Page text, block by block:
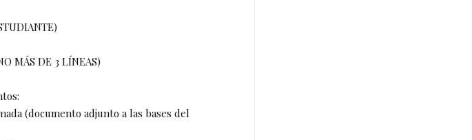
MÁS DE 3 LÍNEAS)
(documento adjunto a las bases del